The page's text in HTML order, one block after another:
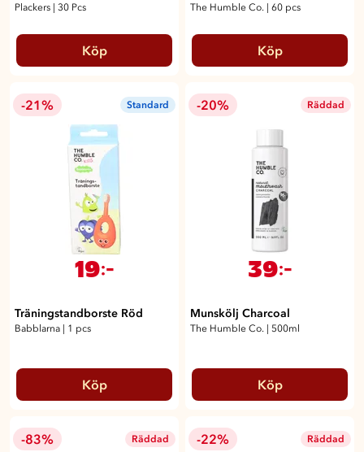
Plackers 30 Pcs
Köp
The Humble Co. 60 pcs
Köp
-21% Standard
19:-
Träningstandborste Röd
Babblarna | 1 pcs
Köp
-20% Räddad
39:-
Munskölj Charcoal
The Humble Co. | 500ml
Köp
-83% Räddad -22% Räddad